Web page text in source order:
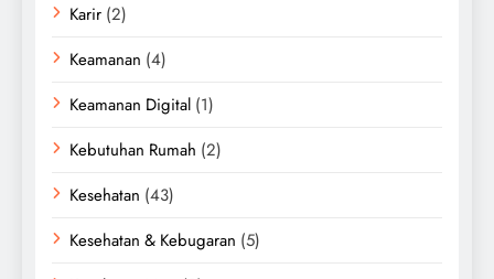
Karir (2)
Keamanan (4)
Keamanan Digital (1)
Kebutuhan Rumah (2)
Kesehatan (43)
Kesehatan & Kebugaran (5)